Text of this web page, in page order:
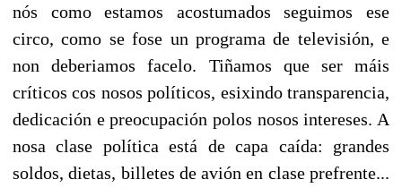
nós como estamos acostumados seguimos ese
circo, como se fose un programa de televisión, e
non deberiamos facelo. Tiñamos que ser máis
críticos cos nosos políticos, esixindo transparencia,
dedicación e preocupación polos nosos intereses. A
nosa clase política está de capa caída: grandes
soldos, dietas, billetes de avión en clase prefrente...